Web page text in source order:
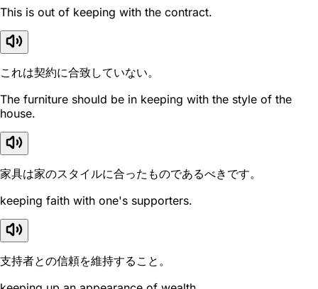
This is out of keeping with the contract.
これは契約に合致していない。
The furniture should be in keeping with the style of the
house.
家具は家のスタイルに合ったものであるべきです。
keeping faith with one's supporters.
支持者との信頼を維持すること。